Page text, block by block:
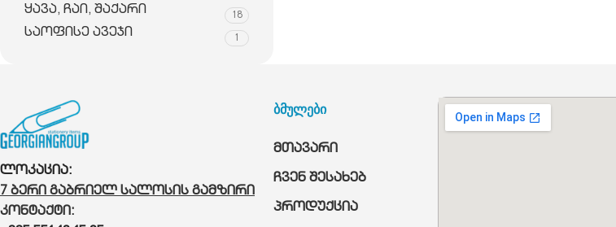
ყავა, ჩაი, შაქარი 18
საოფისე ავეჯი 1
ლოკაცია:
7 ბერი გაბრიელ სალოსის გამზირი
კონტაქტი:
ბმულები
მთავარი
ჩვენ შესახებ
პროდუქცია